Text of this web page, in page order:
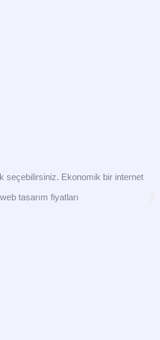
seçebilirsiniz. Ekonomik bir internet